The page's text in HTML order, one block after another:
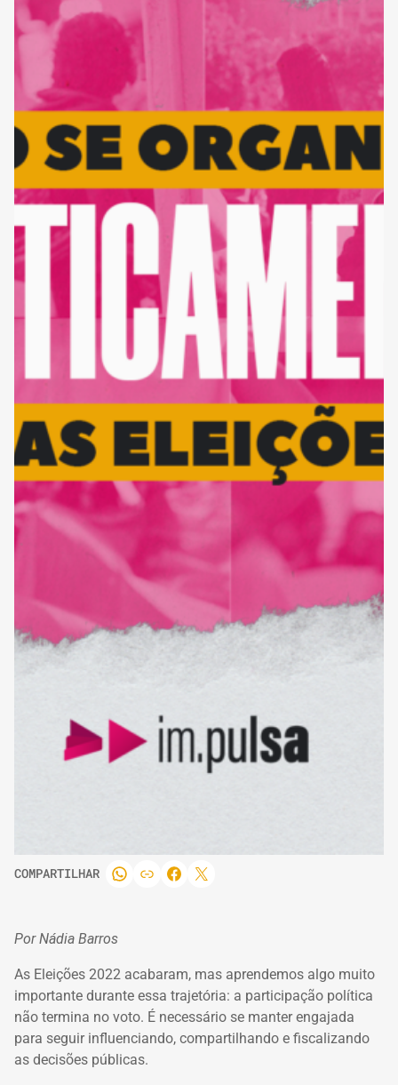
COMPARTILHAR
Por Nádia Barros
As Eleições 2022 acabaram, mas aprendemos algo muito
importante durante essa trajetória: a participação política
não termina no voto. É necessário se manter engajada
para seguir influenciando, compartilhando e fiscalizando
as decisões públicas.